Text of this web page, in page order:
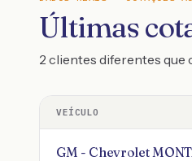
Últimas
2 clientes diferentes que
VEÍCULO
GM - Chevrolet